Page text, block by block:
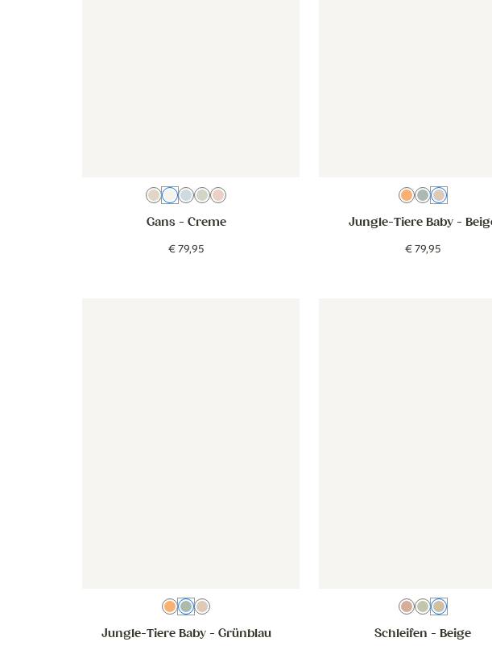
BeigeCreme
BlauGrünRosa
Gans- Creme
€79,95
Farbenfroh
Grünblau
Beige
Jungle-Tiere Baby -
€79,95
Farbenfroh
Grünblau
Beige
Jungle-Tiere Baby- Grünblau
Oudroze
GroenBeige
Schleifen - Beige